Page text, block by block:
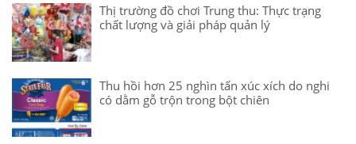
Thị trường đồ chơi Trung thu: Thực trạng
chất lượng và giải pháp quản lý
Thu hồi hơn 25 nghìn tấn xúc xích do nghi
có dằm gỗ trộn trong bột chiên